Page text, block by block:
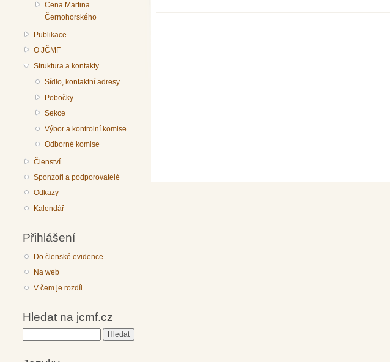
Cena Martina
Černohorského
Publikace
O JČMF
Struktura a kontakty
Sídlo, kontaktní adresy
Pobočky
Sekce
Výbor a kontrolní komise
Odborné komise
Členství
Sponzoři a podporovatelé
Odkazy
Kalendář
Přihlášení
Do členské evidence
Na web
V čem je rozdíl
Hledat na jcmf.cz